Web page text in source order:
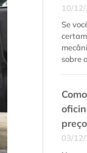
10/
Se
sobre
03/